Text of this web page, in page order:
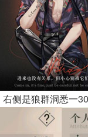
侧是狼群洞悉一30